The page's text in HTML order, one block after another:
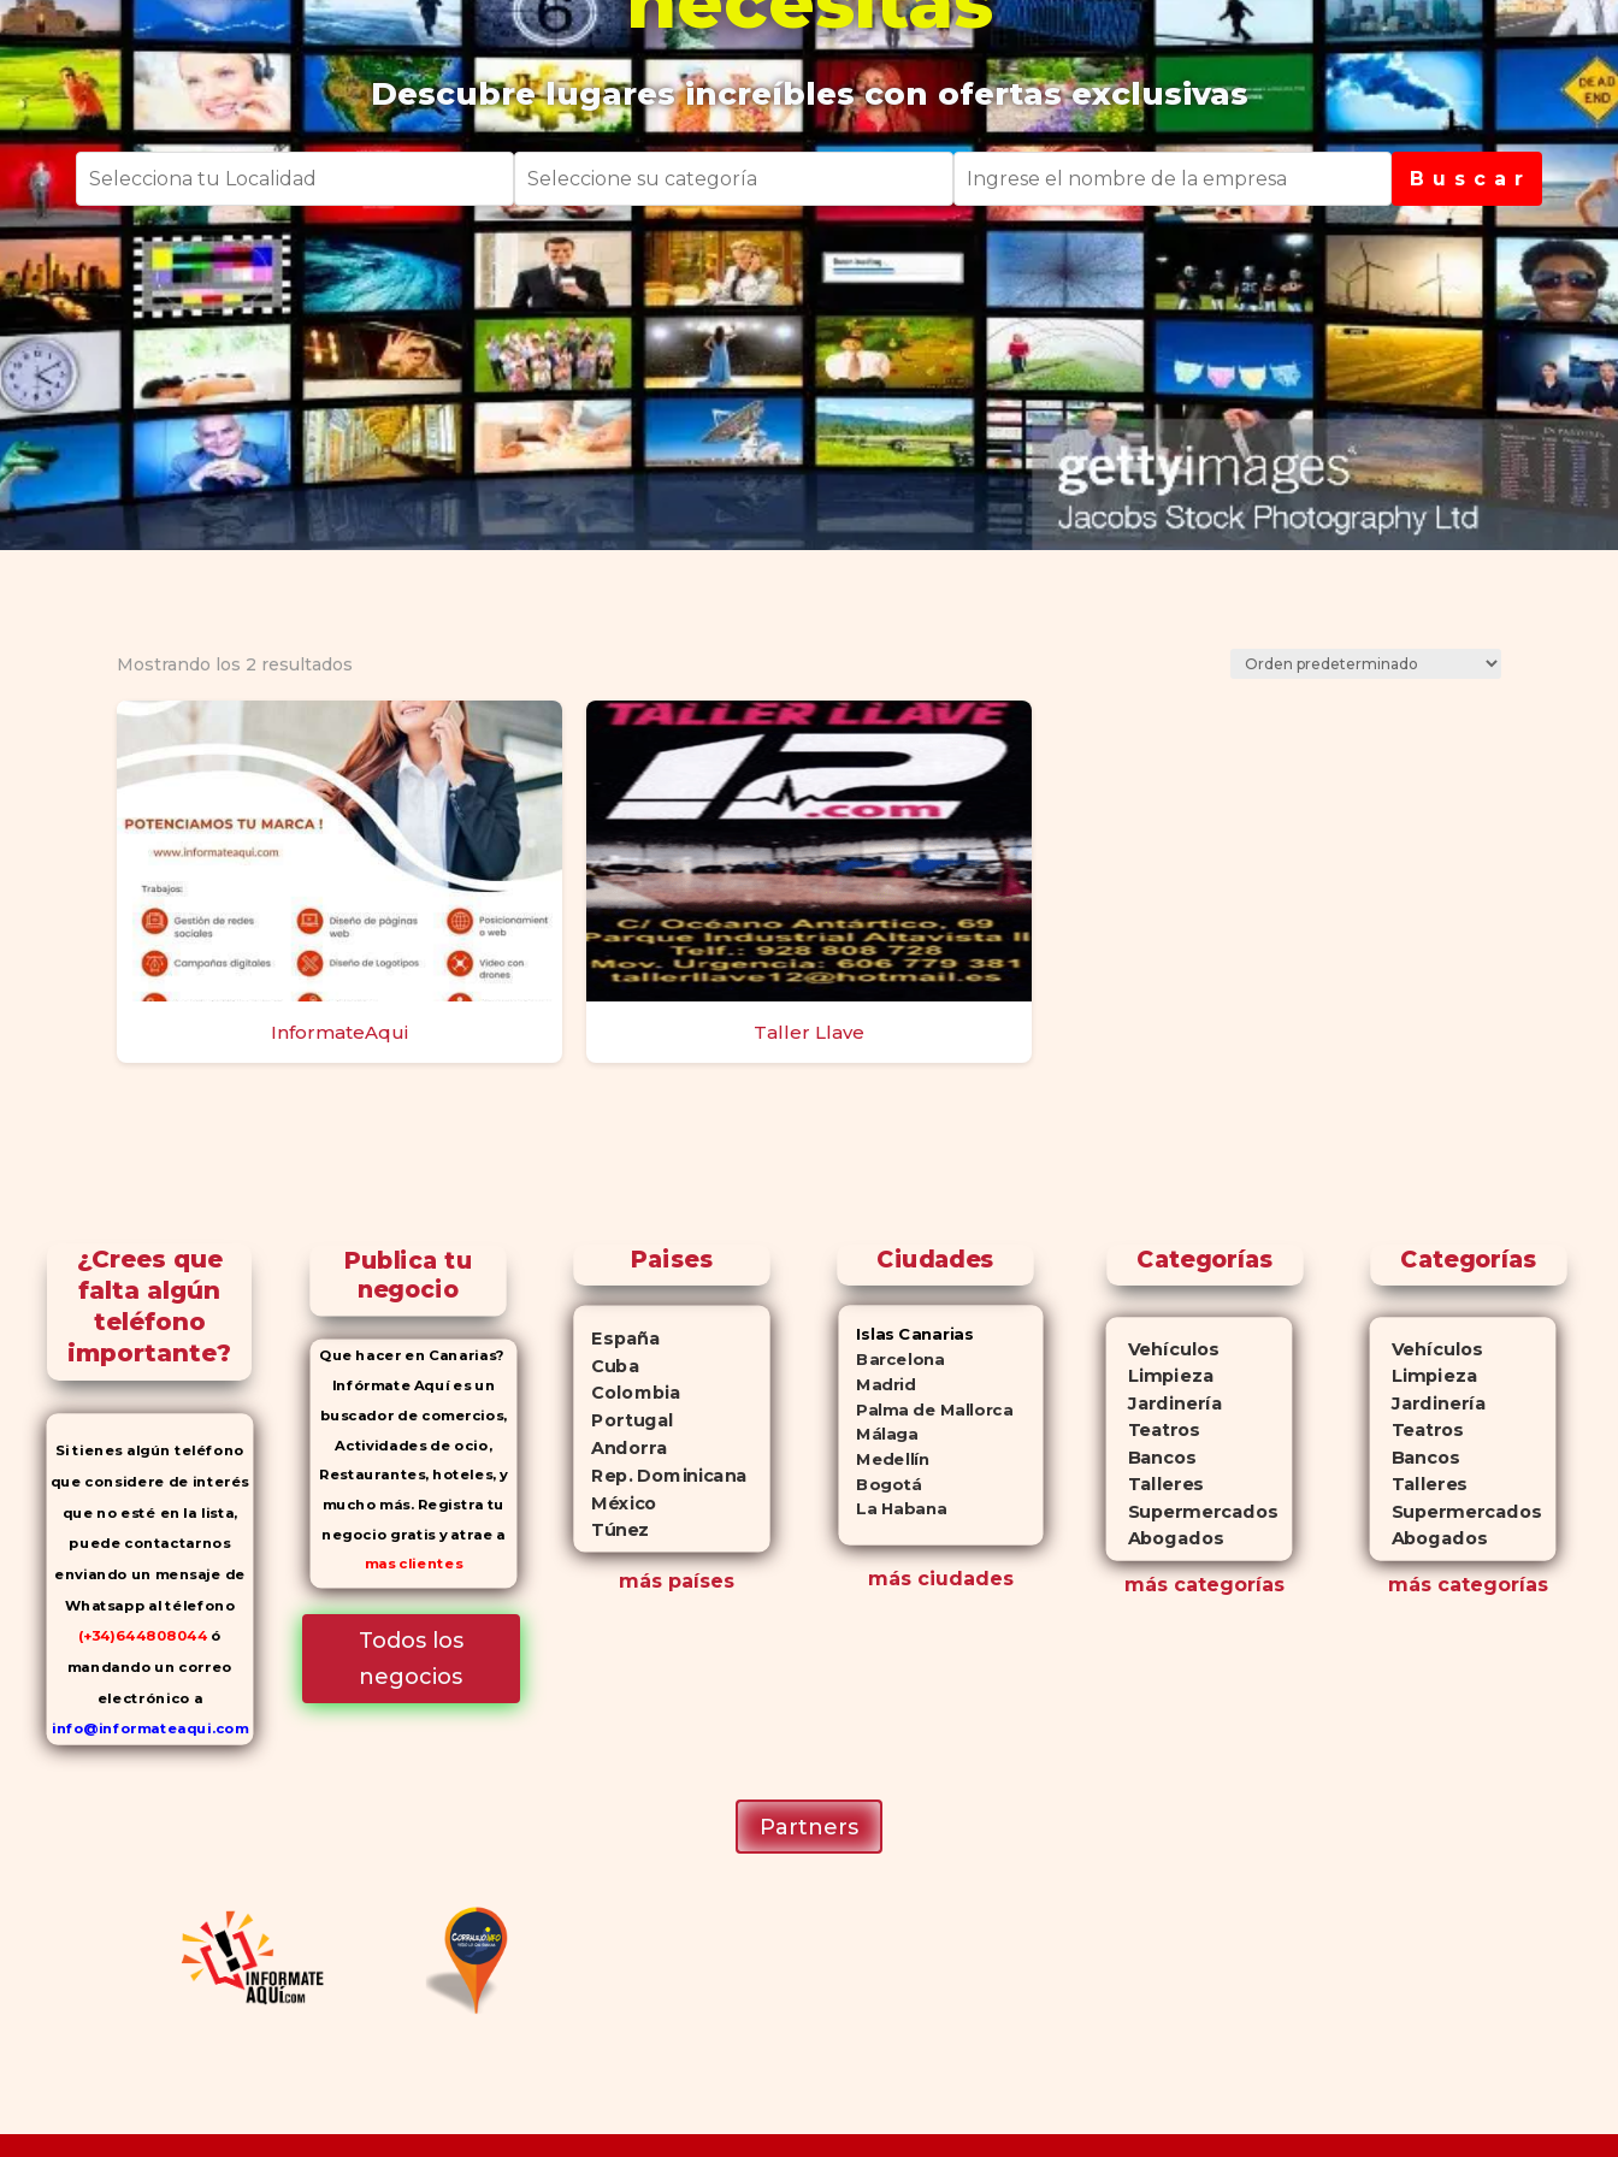
Descubre lugares increíbles con ofertas exclusivas
B u s c a r
Mostrando los 2 resultados
InformateAqui Taller Llave
¿Crees que
falta algún
teléfono
importante?
Si tienes algún teléfono
que considere de interés
que no esté en la lista,
puede contactarnos
enviando un mensaje de
Whatsapp al télefono
(+34)644808044 ó
mandando un correo
electrónico a
info@informateaqui.com
Mientras que antes la
permitido la producción de
alternativas genéricas tanto
Publica tu
negocio
Que hacer en Canarias?
Infórmate Aquí es un
buscador de comercios,
Actividades de ocio,
Restaurantes, hoteles, y
mucho más. Registra tu
negocio gratis y atrae a
mas clientes
Todos los
negocios
Paises
España
Cuba
Colombia
Portugal
Andorra
Rep. Dominicana
México
Túnez
más países
Ciudades
Islas Canarias
Barcelona
Madrid
Palma de Mallorca
Málaga
Medellín
Bogotá
La Habana
más ciudades
Categorías
Vehículos
Limpieza
Jardinería
Teatros
Bancos
Talleres
Supermercados
Abogados
más categorías
Categorías
Vehículos
Limpieza
Jardinería
Teatros
Bancos
Talleres
Supermercados
Abogados
más categorías
Partners